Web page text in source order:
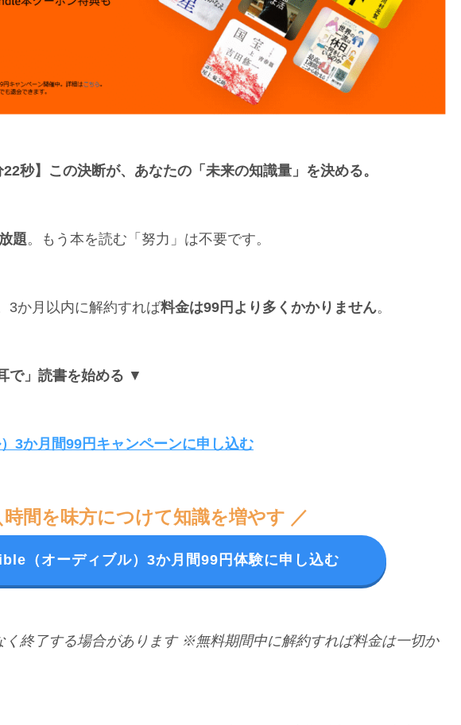
秒】 この決断が、あなたの「未来の知識量」を決める。
題。もう本を読む「努力」は不要です。
3か月以内に解約すれば料金は99円より多くかかりません。
で」読書を始める ▼
3か月間99円キャンペーンに申し込む
時間を味方につけて知識を増やす ／
（オーディブル）3か月間99円体験に申し込む
終了する場合があります ※無料期間中に解約すれば料金は一切か